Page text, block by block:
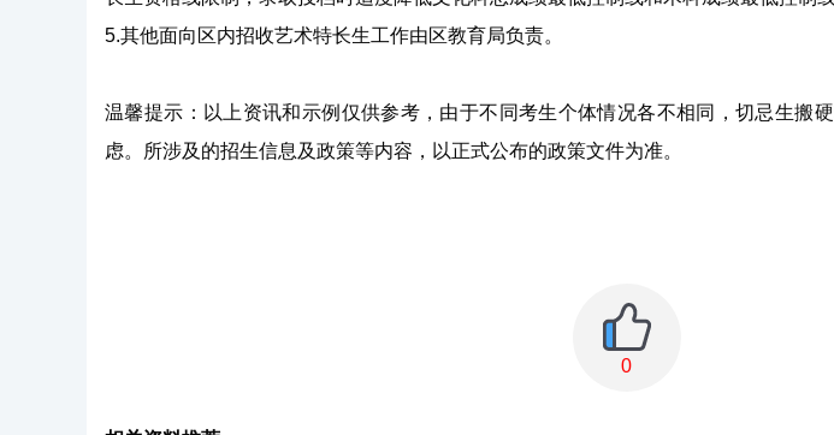
5.其他面向区内招收艺术特长生工作由区教育局负责。
温馨提示：以上资讯和示例仅供参考，由于不同考生个体情况各不相同，切忌生搬
虑。所涉及的招生信息及政策等内容，以正式公布的政策文件为准。
0